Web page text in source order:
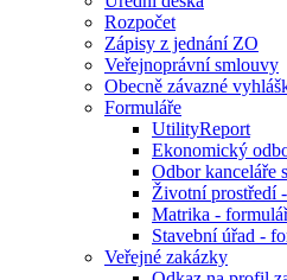
Rozpočet
Zápisy z jednání ZO
Veřejnoprávní smlouvy
Obecně závazné
Formuláře
UtilityReport
Ekonomický
Odbor kanceláře
Životní prostředí
Matrika -
Stavební úřad -
Veřejné zakázky